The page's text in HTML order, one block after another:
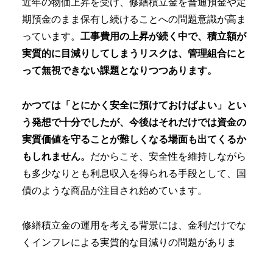
近年の物価上昇を受け、修繕積立金を普通預金や定
期預金のまま保有し続けることへの問題意識が高ま
っています。 工事費用の上昇が続く中で、積立額が
実質的に目減りしてしまうリスクは、管理組合にと
って無視できない課題となりつつあります。
かつては「とにかく安全に預けておけばよい」とい
う発想で十分でしたが、今後はそれだけでは資金の
実質価値を守ることが難しくなる場面も出てくるか
もしれません。 だからこそ、安全性を維持しながら
も多少なりとも利息収入を得られる手段として、国
債のような商品が注目され始めています。
修繕積立金の運用を考える背景には、金利だけでな
くインフレによる実質的な目減りの問題がありま